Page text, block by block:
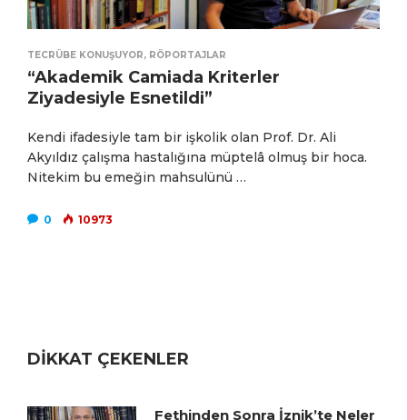
TECRÜBE KONUŞUYOR, RÖPORTAJLAR
“Akademik Camiada Kriterler
Ziyadesiyle Esnetildi”
Kendi ifadesiyle tam bir işkolik olan Prof. Dr. Ali
Akyıldız çalışma hastalığına müptelâ olmuş bir hoca.
Nitekim bu emeğin mahsulünü …
0 10973
DİKKAT ÇEKENLER
Fethinden Sonra İznik’te Neler